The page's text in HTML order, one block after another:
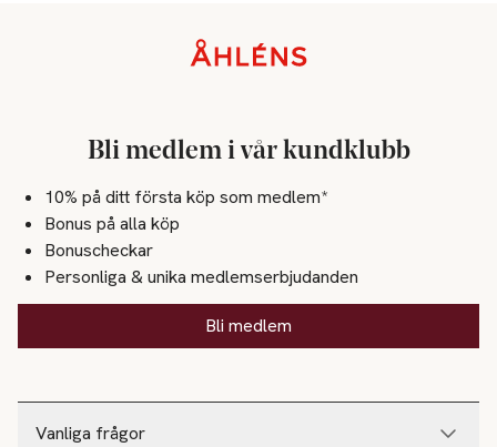
Vanliga frågor
Bli medlem i vår kundklubb
10% på ditt första köp som medlem*
Bonus på alla köp
Bonuscheckar
Personliga & unika medlemserbjudanden
Bli medlem